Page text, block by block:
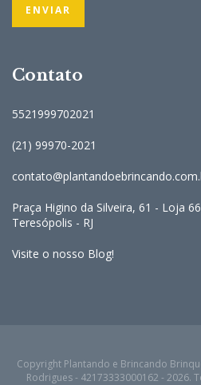
Contato
5521999702021
(21) 99970-2021
Praça Higino da Silveira, 61 - Loja
Teresópolis - RJ
Visite o nosso Blog!
Copyright Plantando e Brincando
Rodrigues - 42173333000162 - 2026.